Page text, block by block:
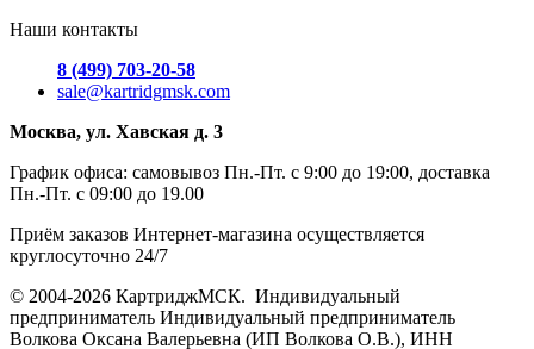
Наши контакты
8 (499) 703-20-58
sale@kartridgmsk.com
Москва, ул. Хавская д. 3
График офиса: самовывоз Пн.-Пт. с 9:00 до 19:00, доставка
Пн.-Пт. с 09:00 до 19.00
Приём заказов Интернет-магазина осуществляется
круглосуточно 24/7
© 2004-2026 КартриджМСК. Индивидуальный
предприниматель Индивидуальный предприниматель
Волкова Оксана Валерьевна (ИП Волкова О.В.), ИНН